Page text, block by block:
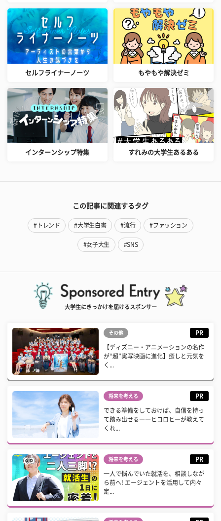
セルフライナーノーツ もやもや解決ゼミ
インターンシップ特集 すれみの大学生あるある
この記事に関連するタグ
#トレンド #大学生白書 #流行 #ファッション
#女子大生 #SNS
大学生にきっかけを届けるスポンサー
その他 PR
【ディズニー・アニメーションの名作
が“超”実写映画に進化】癒しと元気を
く...
将来を考える PR
できる準備をしておけば、自信を持っ
て踏み出せる――ヒコロヒーが教えて
くれ...
将来を考える PR
一人で悩んでいた就活を、相談しなが
ら前へ! エージェントを活用して内々
定...